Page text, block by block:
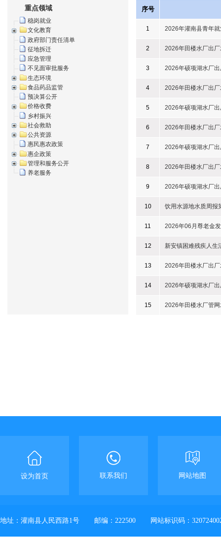
重点领域
稳岗就业
文化教育
政府部门责任清单
征地拆迁
应急管理
不见面审批服务
生态环境
食品药品监管
预决算公开
价格收费
乡村振兴
社会救助
公共资源
惠民惠农政策
惠企政策
管理和服务公开
养老服务
序号
1 2026年灌南县青年
2 2026年田楼水厂出
3 2026年硕项湖水厂
4 2026年田楼水厂出
5 2026年硕项湖水厂
6 2026年田楼水厂出
7 2026年硕项湖水厂
8 2026年田楼水厂出
9 2026年硕项湖水厂
10 饮用水源地水质周报
11 2026年06月尊老金
12 新安镇困难残疾人生
13 2026年田楼水厂出
14 2026年硕项湖水厂
15 2026年田楼水厂管
设为首页 联系我们 网站地图
地址：灌南县人民西路1号 邮编：222500 网站标识码：